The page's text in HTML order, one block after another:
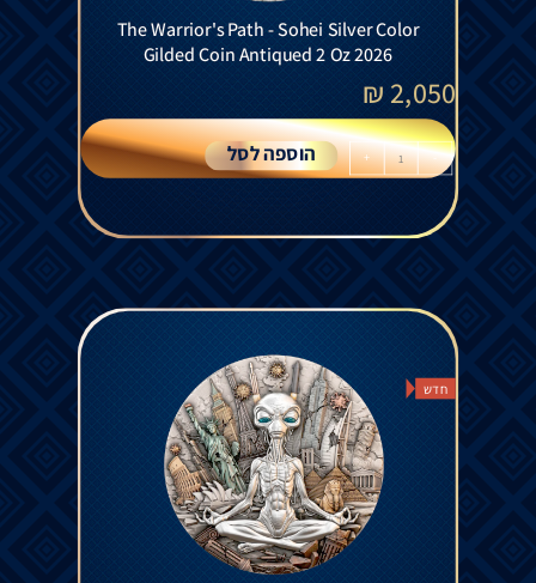
The Warrior's Path - Sohei Silver Color
Gilded Coin Antiqued 2 Oz 2026
2,050
₪
-
+ הוספה לסל
חדש